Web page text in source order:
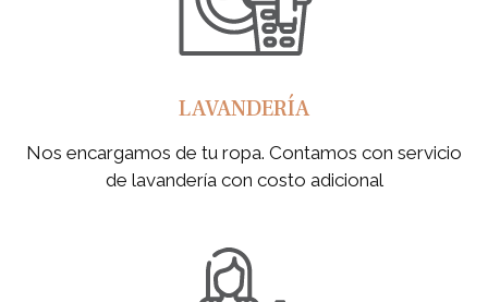
LAVANDERÍA
Nos encargamos de tu ropa. Contamos con servicio
de lavandería con costo adicional